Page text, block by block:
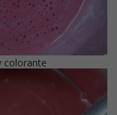
colorante